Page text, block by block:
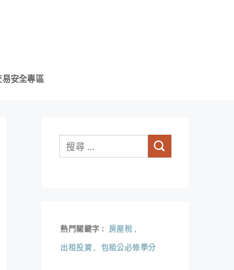
安全專區
熱門關鍵字
房屋稅
出租投資
包租公必修學分